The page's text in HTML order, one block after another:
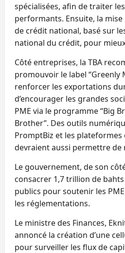
spécialisées, afin de traiter
performants. Ensuite, la mise
de crédit national, basé sur
national du crédit, pour
Côté entreprises, la TBA
promouvoir le label “Greenly
renforcer les exportations
d’encourager les grandes
PME via le programme “Big
Brother”. Des outils
PromptBiz et les
devraient aussi permettre de
Le gouvernement, de son
consacrer 1,7 trillion de
publics pour soutenir les
les réglementations.
Le ministre des Finances,
annoncé la création d’une
pour surveiller les flux de